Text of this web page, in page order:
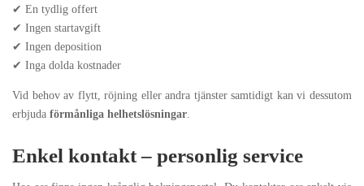
✔ En tydlig offert
✔ Ingen startavgift
✔ Ingen deposition
✔ Inga dolda kostnader
Vid behov av flytt, röjning eller andra tjänster samtidigt kan vi dessutom
erbjuda förmånliga helhetslösningar
Enkel kontakt – personlig service